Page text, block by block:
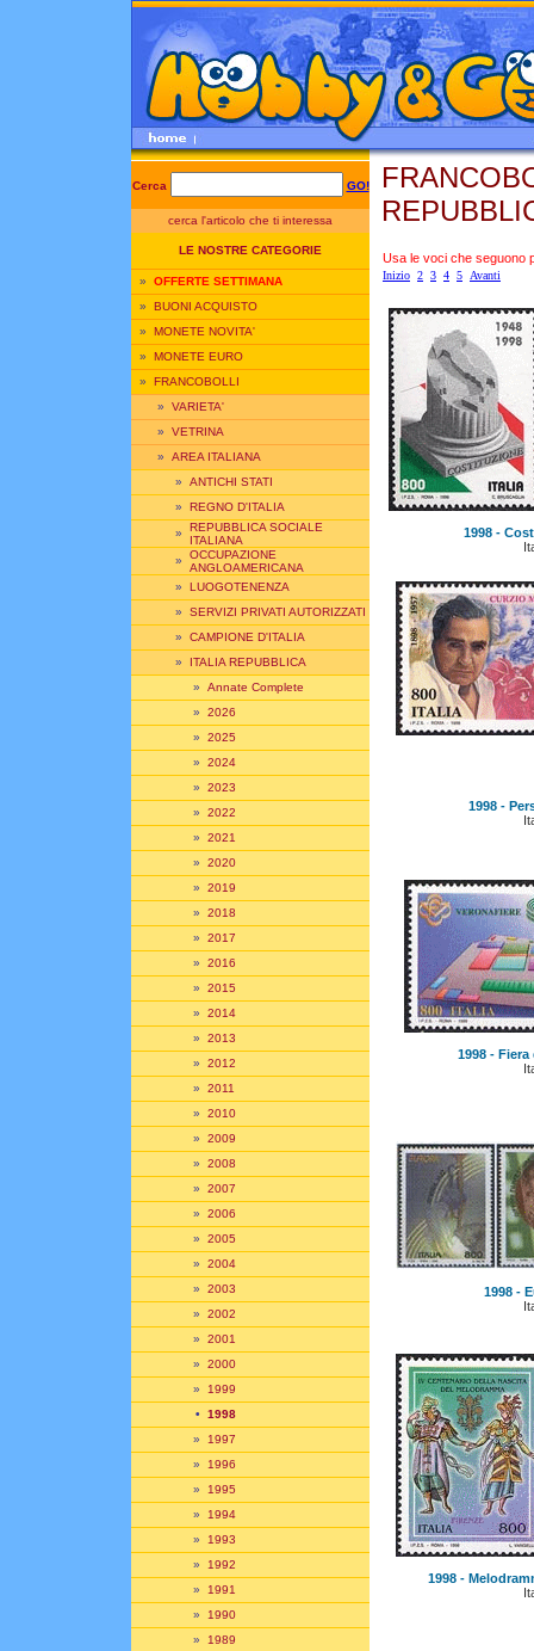
Cerca GO!
cerca l'articolo che ti interessa
LE NOSTRE CATEGORIE
» OFFERTE SETTIMANA
» BUONI ACQUISTO
» MONETE NOVITA'
» MONETE EURO
» FRANCOBOLLI
» VARIETA'
» VETRINA
» AREA ITALIANA
» ANTICHI STATI
» REGNO D'ITALIA
» REPUBBLICA SOCIALE
ITALIANA
» OCCUPAZIONE
ANGLOAMERICANA
» LUOGOTENENZA
» SERVIZI PRIVATI AUTORIZZATI
» CAMPIONE D'ITALIA
» ITALIA REPUBBLICA
» Annate Complete
» 2026
» 2025
» 2024
» 2023
» 2022
» 2021
» 2020
» 2019
» 2018
» 2017
» 2016
» 2015
» 2014
» 2013
» 2012
» 2011
» 2010
» 2009
» 2008
» 2007
» 2006
» 2005
» 2004
» 2003
» 2002
» 2001
» 2000
» 1999
• 1998
» 1997
» 1996
» 1995
» 1994
» 1993
» 1992
» 1991
» 1990
» 1989
Usa le voci che seguono
Inizio 2 3 4 5 Avanti
1998 -
1998 -
1998 - Fiera
1998 -
1998 -